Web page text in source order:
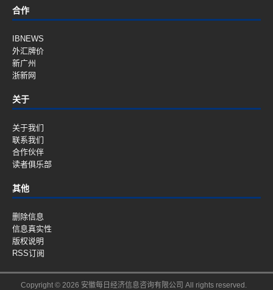
合作
IBNEWS
外汇牌价
新广州
浙新网
关于
关于我们
联系我们
合作伙伴
读者俱乐部
其他
删除信息
信息真实性
版权说明
RSS订阅
Copyright © 2026 安徽每日经济信息咨询有限公司 All rights reserved.